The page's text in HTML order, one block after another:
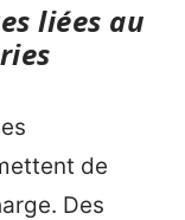
liées au
de
Des